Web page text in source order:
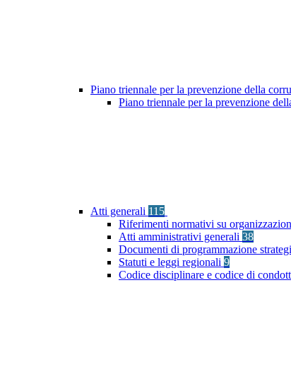
Piano triennale per la prevenzione della
Piano triennale per la prevenzione
Atti generali 115
Riferimenti normativi su
Atti amministrativi generali 38
Documenti di programmazione
Statuti e leggi regionali 9
Codice disciplinare e codice di